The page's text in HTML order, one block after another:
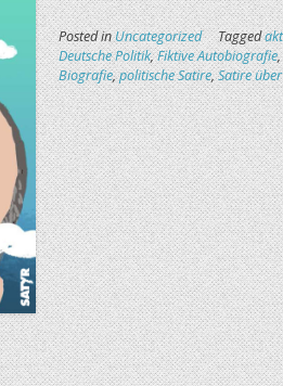
Posted inUncategorized Tagged
Deutsche Politik,Fiktive Autobiografie,
Biografie,politische Satire,Satire